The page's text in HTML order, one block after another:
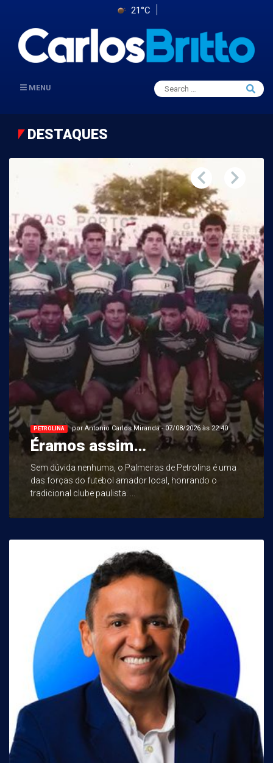
21°C
MENU
Search
for:
Search
DESTAQUES
PETROLINA por Antonio Carlos Miranda - 07/08/2026 às 22:40
Éramos assim…
Sem dúvida nenhuma, o Palmeiras de Petrolina é uma
das forças do futebol amador local, honrando o
tradicional clube paulista. ...